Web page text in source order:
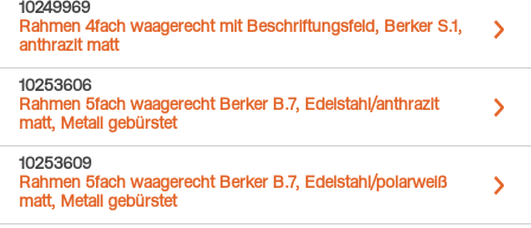
10249969
Rahmen 4fach waagerecht mit Beschriftungsfeld, Berker S.1,
anthrazit matt
10253606
Rahmen 5fach waagerecht Berker B.7, Edelstahl/anthrazit
matt, Metall gebürstet
10253609
Rahmen 5fach waagerecht Berker B.7, Edelstahl/polarweiß
matt, Metall gebürstet